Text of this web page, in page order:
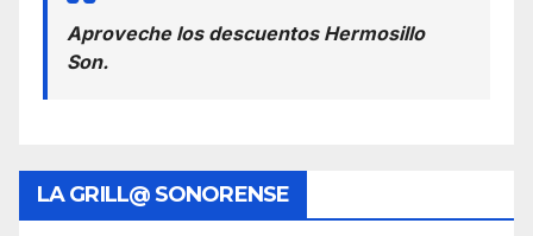
Aproveche los descuentos Hermosillo
Son.
LA GRILL@ SONORENSE